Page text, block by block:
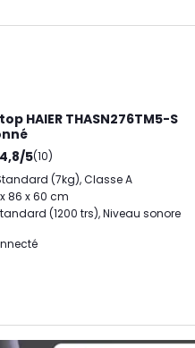
HAIER THASN276TM5-S
4,8/5(10)
(7kg), Classe A
x 86 x 60 cm
(1200 trs), Niveau sonore